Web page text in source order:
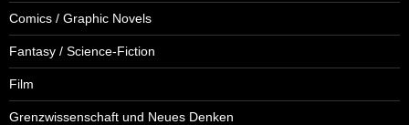
Comics / Graphic Novels
Fantasy / Science-Fiction
Film
Grenzwissenschaft und Neues Denken